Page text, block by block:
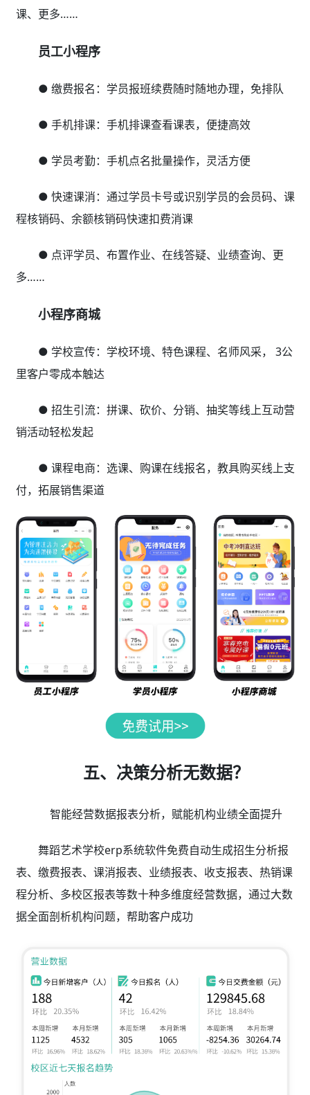
课、更多……
员工小程序
● 缴费报名：学员报班续费随时随地办理，免排队
● 手机排课：手机排课查看课表，便捷高效
● 学员考勤：手机点名批量操作，灵活方便
● 快速课消：通过学员卡号或识别学员的会员码、课
程核销码、余额核销码快速扣费消课
● 点评学员、布置作业、在线答疑、业绩查询、更
多……
小程序商城
● 学校宣传：学校环境、特色课程、名师风采， 3公
里客户零成本触达
● 招生引流：拼课、砍价、分销、抽奖等线上互动营
销活动轻松发起
● 课程电商：选课、购课在线报名，教具购买线上支
付，拓展销售渠道
五、决策分析无数据？
智能经营数据报表分析，赋能机构业绩全面提升
舞蹈艺术学校erp系统软件免费自动生成招生分析报
表、缴费报表、课消报表、业绩报表、收支报表、热销课
程分析、多校区报表等数十种多维度经营数据，通过大数
据全面剖析机构问题，帮助客户成功